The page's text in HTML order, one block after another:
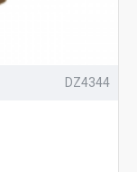
DZ4344